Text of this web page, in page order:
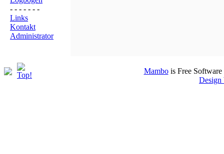
- - - - - - -
Links
Kontakt
Administrator
Mambois Free Software
Design